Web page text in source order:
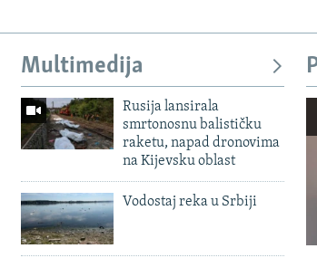
Multimedija
Rusija lansirala
smrtonosnu balističku
raketu, napad dronovima
na Kijevsku oblast
Vodostaj reka u Srbiji